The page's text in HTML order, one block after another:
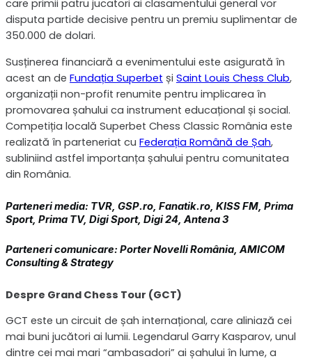
care primii patru jucatori ai clasamentului general vor
disputa partide decisive pentru un premiu suplimentar de
350.000 de dolari.
Susținerea financiară a evenimentului este asigurată în
acest an de Fundația Superbet și Saint Louis Chess Club,
organizații non-profit renumite pentru implicarea în
promovarea șahului ca instrument educațional și social.
Competiția locală Superbet Chess Classic România este
realizată în parteneriat cu Federația Română de Șah,
subliniind astfel importanța șahului pentru comunitatea
din România.
Parteneri media: TVR, GSP.ro, Fanatik.ro, KISS FM, Prima
Sport, Prima TV, Digi Sport, Digi 24, Antena 3
Parteneri comunicare: Porter Novelli România, AMICOM
Consulting & Strategy
Despre Grand Chess Tour (GCT)
GCT este un circuit de șah internațional, care aliniază cei
mai buni jucători ai lumii. Legendarul Garry Kasparov, unul
dintre cei mai mari “ambasadori” ai șahului în lume, a